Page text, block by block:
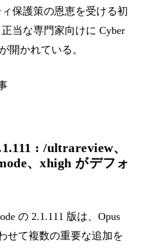
保護策の恩恵を受ける初
当な専門家向けに Cyber
開かれている。
: /ultrareview、
、xhigh がデフォ
の 2.1.111 版は、Opus
せて複数の重要な追加を